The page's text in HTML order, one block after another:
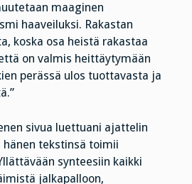
maaginen
haaveiluksi. Rakastan
koska osa heistä rakastaa
on valmis heittäytymään
perässä ulos tuottavasta ja
sivua luettuani ajattelin
hänen tekstinsä toimii
synteesiin kaikki
jalkapalloon,